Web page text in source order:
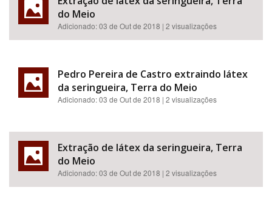
do Meio
Adicionado:03 de Out de 2018 | 2 visualizações
Pedro Pereira de Castro extraindo látex
da seringueira, Terra do Meio
Adicionado:03 de Out de 2018 | 2 visualizações
Extração de látex da seringueira, Terra
do Meio
Adicionado:03 de Out de 2018 | 2 visualizações